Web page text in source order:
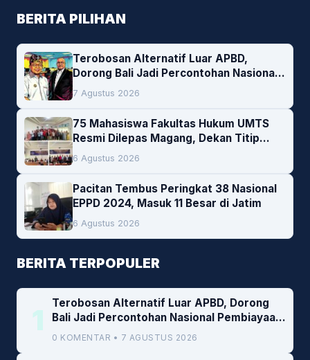
BERITA PILIHAN
Terobosan Alternatif Luar APBD,
Dorong Bali Jadi Percontohan Nasional
Pembiayaan Daerah
7 Agustus 2026
75 Mahasiswa Fakultas Hukum UMTS
Resmi Dilepas Magang, Dekan Titip
Empat Pesan Penting
6 Agustus 2026
Pacitan Tembus Peringkat 38 Nasional
EPPD 2024, Masuk 11 Besar di Jatim
6 Agustus 2026
BERITA TERPOPULER
1
Terobosan Alternatif Luar APBD, Dorong
Bali Jadi Percontohan Nasional Pembiayaan
Daerah
0 KOMENTAR • 7 AGUSTUS 2026